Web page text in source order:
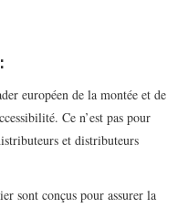
européen de la montée et de
Ce n’est pas pour
et distributeurs
sont conçus pour assurer la